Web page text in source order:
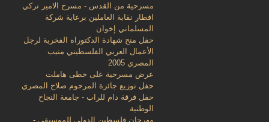
مسرحية من القدس - مسرح الامير تركي
افطار نقابة العاملين برعاية شركة
المسلماني إخوان
حفل منح شهادة الدكتوراه الفخرية لرجل
الأعمال العربي الفلسطيني منيب
المصري 2005
عرض مسرحية على خطى هاملت
حفل توزيع جائزة المرحوم صلاح المصري
حفل فرقة دام للراب - جامعة النجاح
الوطنية
مهرجان فلسطين الدولي للموسيقى -